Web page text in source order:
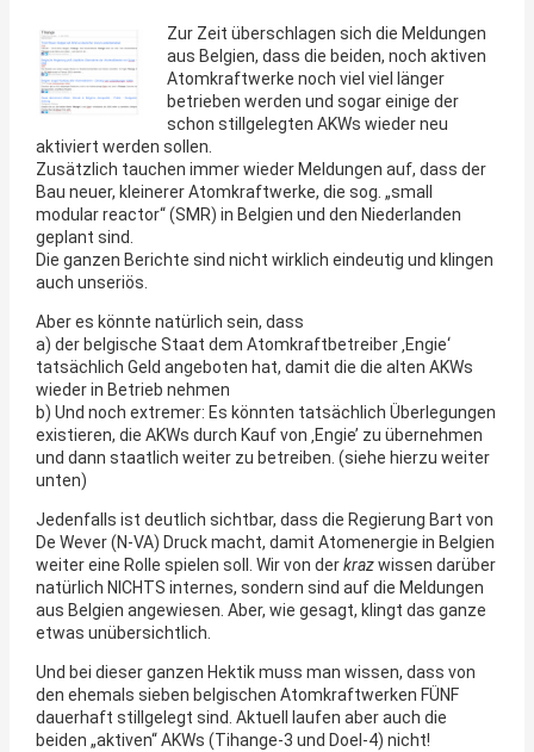
Zur Zeit überschlagen sich die Meldungen
aus Belgien, dass die beiden, noch aktiven
Atomkraftwerke noch viel viel länger
betrieben werden und sogar einige der
schon stillgelegten AKWs wieder neu
aktiviert werden sollen.
Zusätzlich tauchen immer wieder Meldungen auf, dass der
Bau neuer, kleinerer Atomkraftwerke, die sog. „small
modular reactor“ (SMR) in Belgien und den Niederlanden
geplant sind.
Die ganzen Berichte sind nicht wirklich eindeutig und klingen
auch unseriös.
Aber es könnte natürlich sein, dass
a) der belgische Staat dem Atomkraftbetreiber ‚Engie‘
tatsächlich Geld angeboten hat, damit die die alten AKWs
wieder in Betrieb nehmen
b) Und noch extremer: Es könnten tatsächlich Überlegungen
existieren, die AKWs durch Kauf von ‚Engie’ zu übernehmen
und dann staatlich weiter zu betreiben. (siehe hierzu weiter
unten)
Jedenfalls ist deutlich sichtbar, dass die Regierung Bart von
De Wever (N-VA) Druck macht, damit Atomenergie in Belgien
weiter eine Rolle spielen soll. Wir von derkrazwissen darüber
natürlich NICHTS internes, sondern sind auf die Meldungen
aus Belgien angewiesen. Aber, wie gesagt, klingt das ganze
etwas unübersichtlich.
Und bei dieser ganzen Hektik muss man wissen, dass von
den ehemals sieben belgischen Atomkraftwerken FÜNF
dauerhaft stillgelegt sind. Aktuell laufen aber auch die
beiden „aktiven“ AKWs (Tihange-3 und Doel-4) nicht!